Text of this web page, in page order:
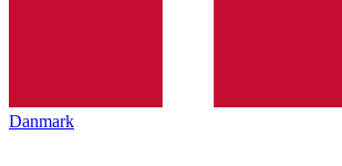
Danmark